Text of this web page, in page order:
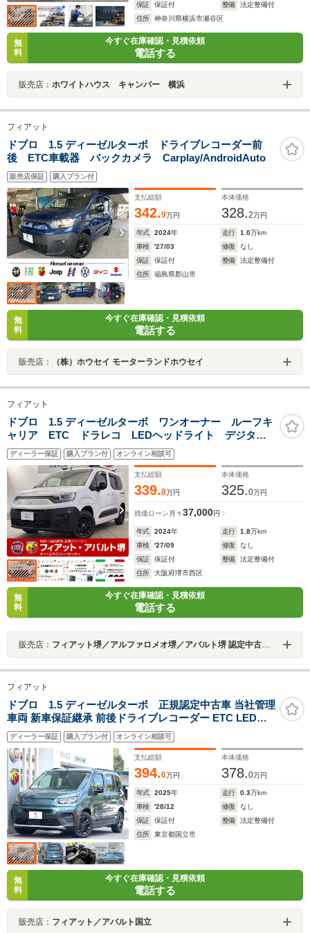
保証
保証付 整備
法定整備付
住所
神奈川県横浜市瀬谷区
無
料
今すぐ在庫確認・見積依頼
電話する
販売店： ホワイトハウス キャンパー 横浜
フィアット
ドブロ 1.5 ディーゼルターボ ドライブレコーダー前
後 ETC車載器 バックカメラ Carplay/AndroidAuto
販売店保証 購入プラン付
支払総額
342.9万円
本体価格
328.2万円
年式 2024年 走行 1.0万km
車検
'27/03 修復
なし
保証
保証付 整備
法定整備付
住所
福島県郡山市
無
料
今すぐ在庫確認・見積依頼
電話する
販売店： （株）ホウセイ モーターランドホウセイ
フィアット
ドブロ 1.5 ディーゼルターボ ワンオーナー ルーフキ
ャリア ETC ドラレコ LEDヘッドライト デジタル
インナーミラー 5人乗り ホワイトレタータイヤ
ディーラー保証 購入プラン付 オンライン相談可
支払総額
339.8万円
本体価格
325.0万円
残価ローン 月々37,000円
年式 2024年 走行 1.8万km
車検
'27/09 修復
なし
保証
保証付 整備
法定整備付
住所
大阪府堺市西区
無
料
今すぐ在庫確認・見積依頼
電話する
販売店： フィアット堺／アルファロメオ堺／アバルト堺 認定中古車オートエキスパートセンター
フィアット
ドブロ 1.5 ディーゼルターボ 正規認定中古車 当社管理
車両 新車保証継承 前後ドライブレコーダー ETC LEDヘ
ッドライト ブラック16インチAW 両側スライドドア
Apple Car Play/Android Auto対応 10インチタッチスクリ
ーン ステアリングヒーター
ディーラー保証 購入プラン付 オンライン相談可
支払総額
394.6万円
本体価格
378.0万円
年式 2025年 走行 0.3万km
車検
'28/12 修復
なし
保証
保証付 整備
法定整備付
住所
東京都国立市
無
料
今すぐ在庫確認・見積依頼
電話する
販売店： フィアット／アバルト国立